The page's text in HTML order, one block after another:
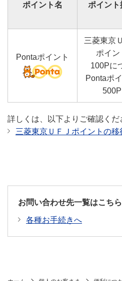
ポイント名 ポイント
Pontaポイント
三菱東京
ポイン
100Pに
Pontaポ
500P
詳しくは、以下よりご確認くだ
三菱東京ＵＦＪポイントの
お問い合わせ先一覧はこちら
各種お手続きへ